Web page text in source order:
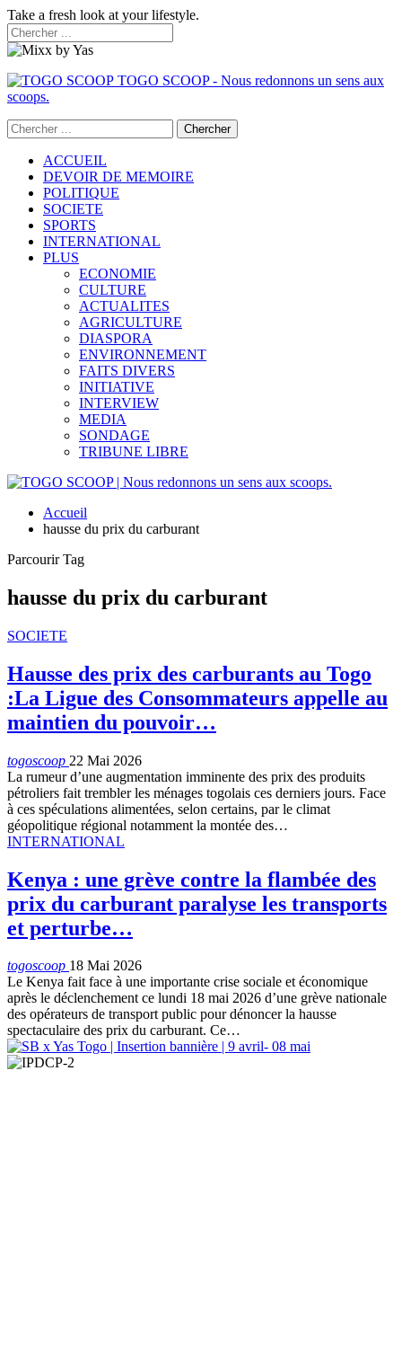
Take a fresh look at your lifestyle.
TOGO SCOOP - Nous redonnons un sens aux
scoops.
ACCUEIL
DEVOIR DE MEMOIRE
POLITIQUE
SOCIETE
SPORTS
INTERNATIONAL
PLUS
ECONOMIE
CULTURE
ACTUALITES
AGRICULTURE
DIASPORA
ENVIRONNEMENT
FAITS DIVERS
INITIATIVE
INTERVIEW
MEDIA
SONDAGE
TRIBUNE LIBRE
Accueil
hausse du prix du carburant
Parcourir Tag
hausse du prix du carburant
SOCIETE
Hausse des prix des carburants au Togo
:La Ligue des Consommateurs appelle au
maintien du pouvoir…
togoscoop 22 Mai 2026
La rumeur d’une augmentation imminente des prix des produits
pétroliers fait trembler les ménages togolais ces derniers jours. Face
à ces spéculations alimentées, selon certains, par le climat
géopolitique régional notamment la montée des…
INTERNATIONAL
Kenya : une grève contre la flambée des
prix du carburant paralyse les transports
et perturbe…
togoscoop 18 Mai 2026
Le Kenya fait face à une importante crise sociale et économique
après le déclenchement ce lundi 18 mai 2026 d’une grève nationale
des opérateurs de transport public pour dénoncer la hausse
spectaculaire des prix du carburant. Ce…